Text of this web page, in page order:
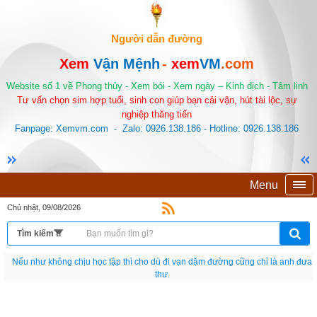
Người dẫn đường
Xem Vận Mệnh- xemVM.com
Website số 1 về Phong thủy - Xem bói - Xem ngày – Kinh dịch - Tâm linh
Tư vấn chọn sim hợp tuổi, sinh con giúp bạn cải vận, hút tài lộc, sự
nghiệp thăng tiến
Fanpage: Xemvm.com - Zalo: 0926.138.186 - Hotline: 0926.138.186
Menu
Chủ nhật, 09/08/2026
Nếu như không chịu học tập thì cho dù đi vạn dặm đường cũng chỉ là anh đưa
thư.